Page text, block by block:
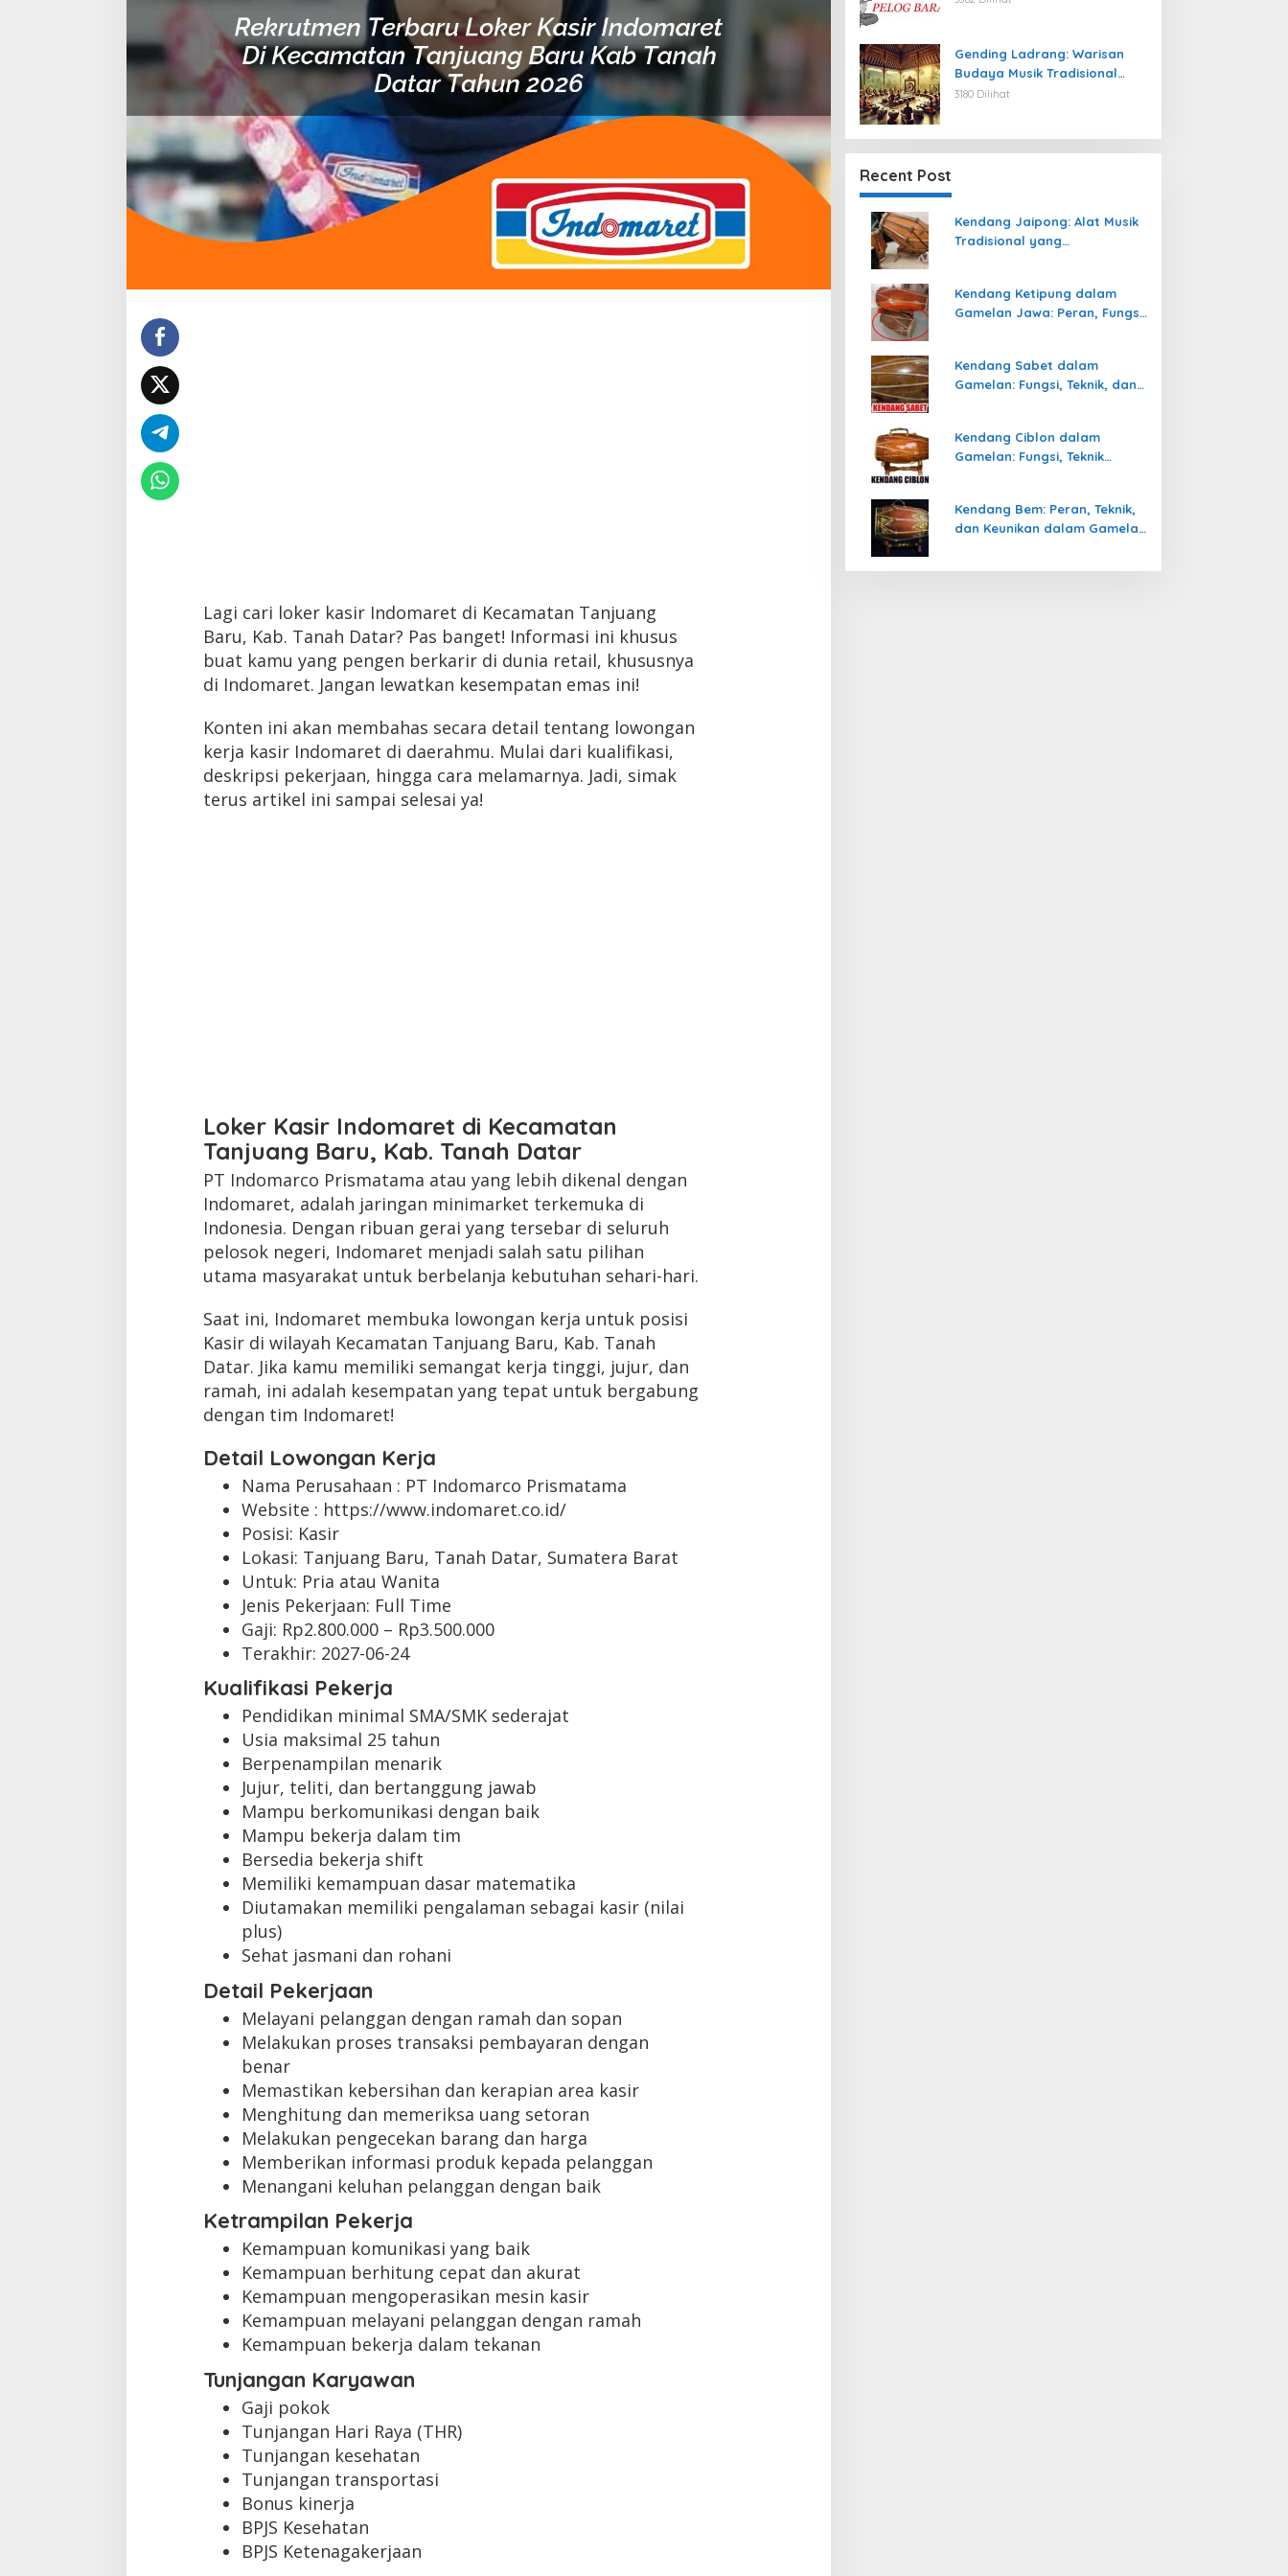
Lagi cari loker kasir Indomaret di Kecamatan Tanjuang
Baru, Kab. Tanah Datar? Pas banget! Informasi ini khusus
buat kamu yang pengen berkarir di dunia retail, khususnya
di Indomaret. Jangan lewatkan kesempatan emas ini!
Konten ini akan membahas secara detail tentang lowongan
kerja kasir Indomaret di daerahmu. Mulai dari kualifikasi,
deskripsi pekerjaan, hingga cara melamarnya. Jadi, simak
terus artikel ini sampai selesai ya!
Loker Kasir Indomaret di Kecamatan
Tanjuang Baru, Kab. Tanah Datar
PT Indomarco Prismatama atau yang lebih dikenal dengan
Indomaret, adalah jaringan minimarket terkemuka di
Indonesia. Dengan ribuan gerai yang tersebar di seluruh
pelosok negeri, Indomaret menjadi salah satu pilihan
utama masyarakat untuk berbelanja kebutuhan sehari-hari.
Saat ini, Indomaret membuka lowongan kerja untuk posisi
Kasir di wilayah Kecamatan Tanjuang Baru, Kab. Tanah
Datar. Jika kamu memiliki semangat kerja tinggi, jujur, dan
ramah, ini adalah kesempatan yang tepat untuk bergabung
dengan tim Indomaret!
Detail Lowongan Kerja
Nama Perusahaan : PT Indomarco Prismatama
Website : https://www.indomaret.co.id/
Posisi: Kasir
Lokasi: Tanjuang Baru, Tanah Datar, Sumatera Barat
Untuk: Pria atau Wanita
Jenis Pekerjaan: Full Time
Gaji: Rp2.800.000– Rp3.500.000
Terakhir: 2027-06-24
Kualifikasi Pekerja
Pendidikan minimal SMA/SMK sederajat
Usia maksimal 25 tahun
Berpenampilan menarik
Jujur, teliti, dan bertanggung jawab
Mampu berkomunikasi dengan baik
Mampu bekerja dalam tim
Bersedia bekerja shift
Memiliki kemampuan dasar matematika
Diutamakan memiliki pengalaman sebagai kasir (nilai
plus)
Sehat jasmani dan rohani
Detail Pekerjaan
Melayani pelanggan dengan ramah dan sopan
Melakukan proses transaksi pembayaran dengan
benar
Memastikan kebersihan dan kerapian area kasir
Menghitung dan memeriksa uang setoran
Melakukan pengecekan barang dan harga
Memberikan informasi produk kepada pelanggan
Menangani keluhan pelanggan dengan baik
Ketrampilan Pekerja
Kemampuan komunikasi yang baik
Kemampuan berhitung cepat dan akurat
Kemampuan mengoperasikan mesin kasir
Kemampuan melayani pelanggan dengan ramah
Kemampuan bekerja dalam tekanan
Tunjangan Karyawan
Gaji pokok
Tunjangan Hari Raya (THR)
Tunjangan kesehatan
Tunjangan transportasi
Bonus kinerja
BPJS Kesehatan
BPJS Ketenagakerjaan
Gending Ladrang: Warisan
Budaya Musik Tradisional
Jawa yang Abadi
3180 Dilihat
Recent Post
Kendang Jaipong: Alat Musik
Tradisional yang
Kendang Ketipung dalam
Gamelan Jawa: Peran, Fungsi,
Kendang Sabet dalam
Gamelan: Fungsi, Teknik, dan
Kendang Ciblon dalam
Gamelan: Fungsi, Teknik
Kendang Bem: Peran, Teknik,
dan Keunikan dalam Gamelan